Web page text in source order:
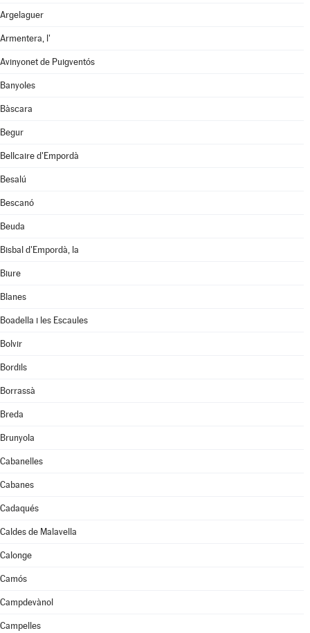
Argelaguer
Armentera, l'
Avinyonet de Puigventós
Banyoles
Bàscara
Begur
Bellcaire d'Empordà
Besalú
Bescanó
Beuda
Bisbal d'Empordà, la
Biure
Blanes
Boadella i les Escaules
Bolvir
Bordils
Borrassà
Breda
Brunyola
Cabanelles
Cabanes
Cadaqués
Caldes de Malavella
Calonge
Camós
Campdevànol
Campelles